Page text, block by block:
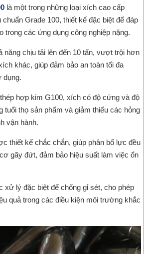
là một trong những loại xích cao cấp
Grade 100, thiết kế đặc biệt để đáp
trong các ứng dụng công nghiệp nặng.
năng chịu tải lên đến 10 tấn, vượt trội hơn
khác, giúp đảm bảo an toàn tối đa
dụng.
hợp kim G100, xích có độ cứng và độ
tuổi thọ sản phẩm và giảm thiểu các hỏng
vận hành.
thiết kế chắc chắn, giúp phân bổ lực đều
gãy đứt, đảm bảo hiệu suất làm việc ổn
xử lý đặc biệt để chống gỉ sét, cho phép
quả trong các điều kiện môi trường khắc